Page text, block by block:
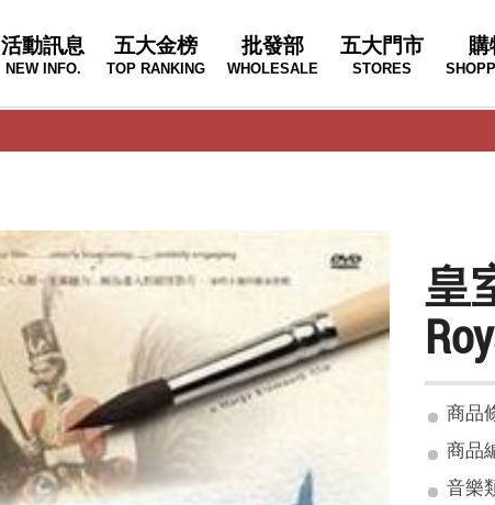
活動訊息
NEW INFO.
五大金榜
TOP RANKING
批發部
WHOLESALE
五大門市
STORES
購
皇
商品
商品
音樂